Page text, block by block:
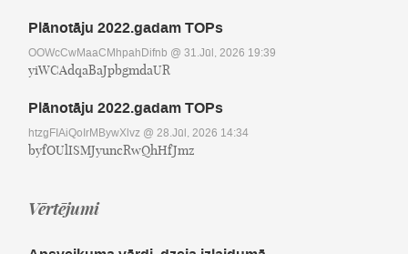
Plānotāju 2022.gadam TOPs
OOWcCwMaaCMhpahDifnb @ 31.Jūl, 2026 19:39
yiWCAdqaBaJpbgmdaUR
Plānotāju 2022.gadam TOPs
htzgFIAiQoIrMBywXlvz @ 28.Jūl, 2026 14:34
byfOUlISMJyuncRwQhHfJmz
Vērtējumi